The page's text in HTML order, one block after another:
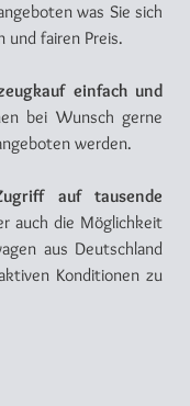
was Sie sich
und fairen Preis.
einfach und
bei Wunsch gerne
werden.
auf tausende
auch die Möglichkeit
aus Deutschland
Konditionen zu